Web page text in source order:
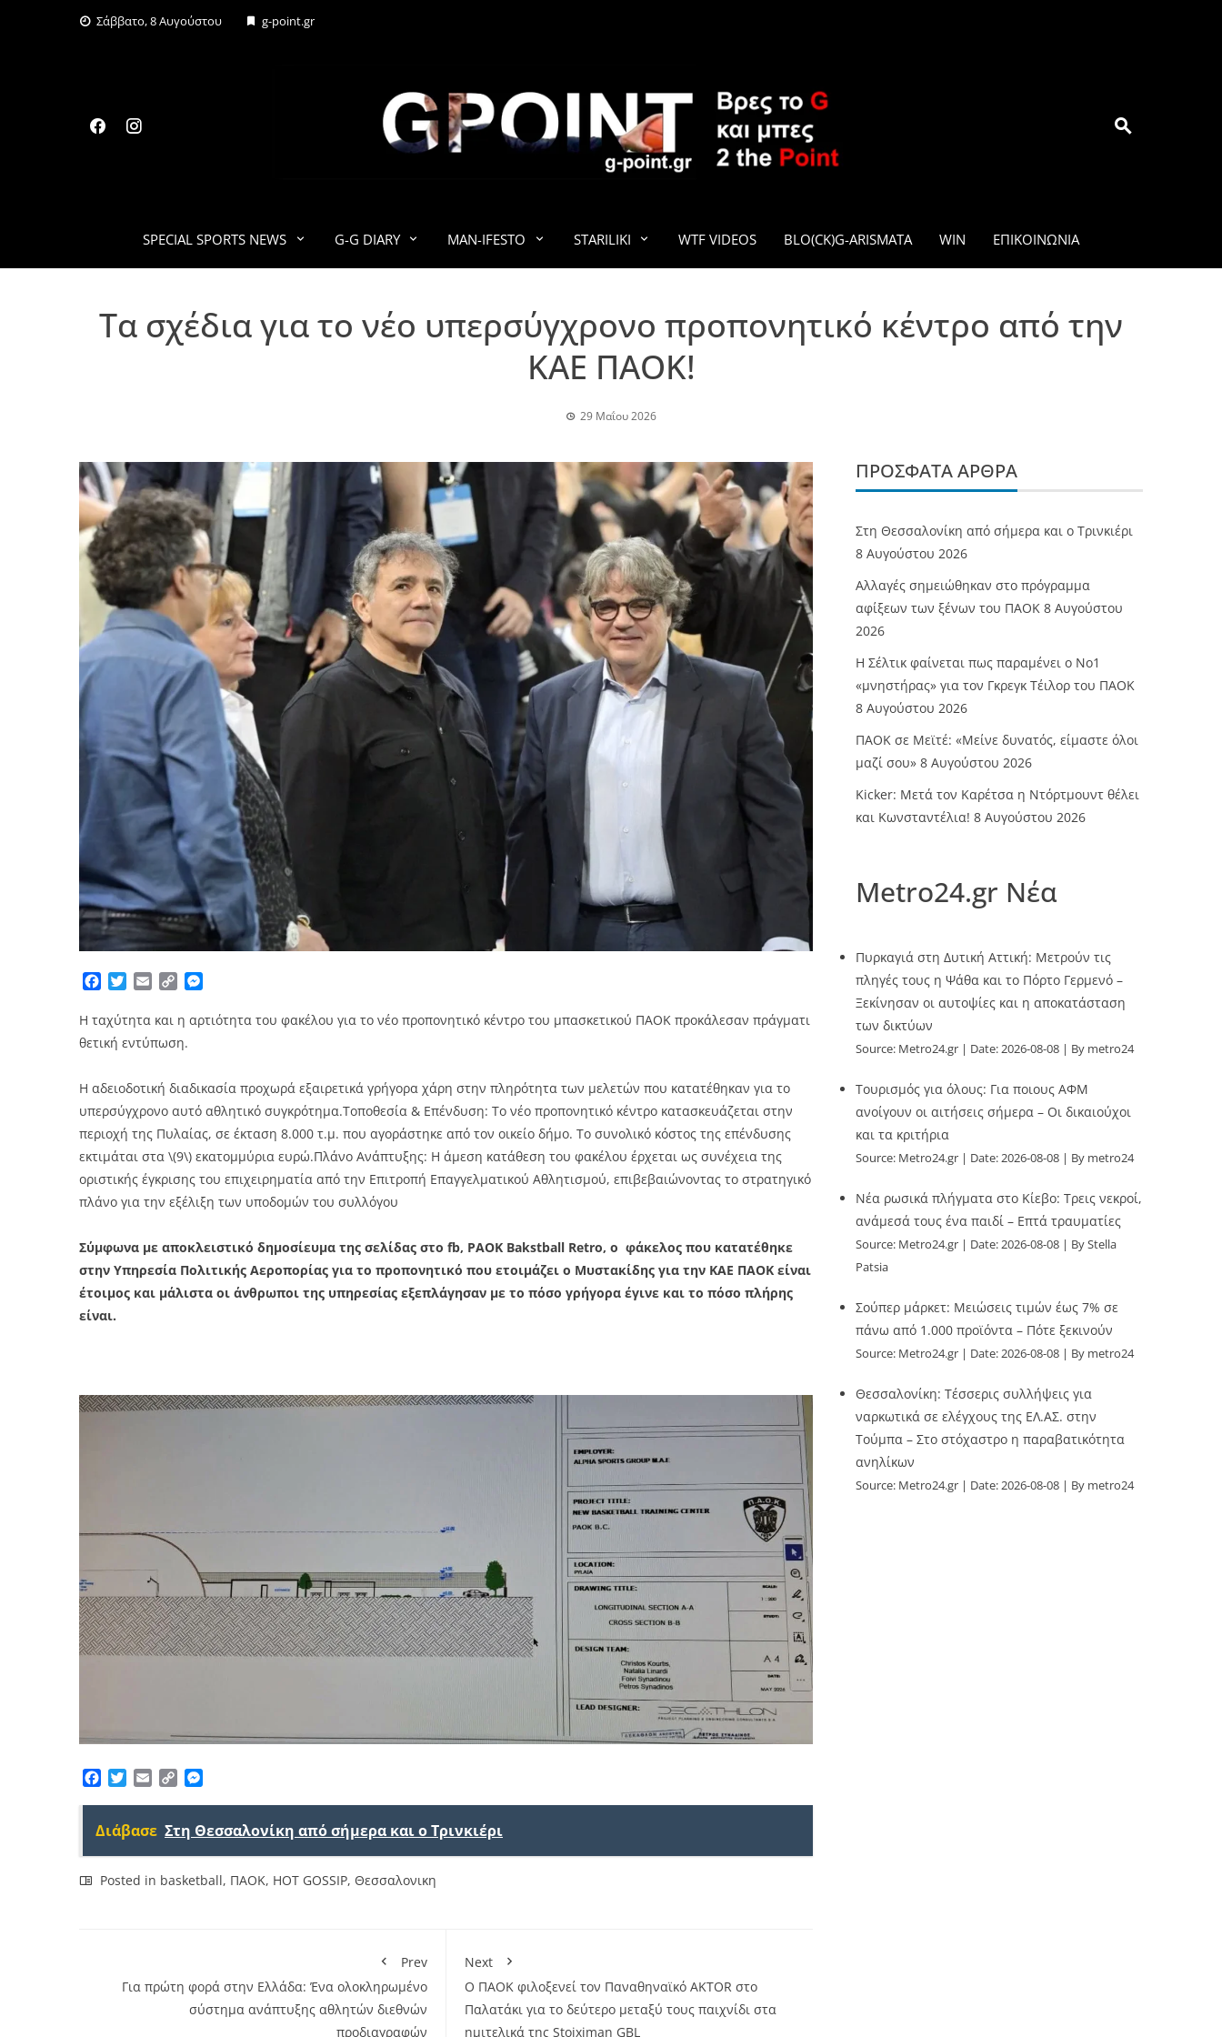
Σάββατο, 8 Αυγούστου g-point.gr
G-POINT.GR
SPECIAL SPORTS NEWS G-G DIARY MAN-IFESTO STARILIKI WTF VIDEOS BLO(CK)G-ARISMATA WIN ΕΠΙΚΟΙΝΩΝΊΑ
Tα σχέδια για το νέο υπερσύγχρονο προπονητικό κέντρο από την
ΚΑΕ ΠΑΟΚ!
29 Μαΐου 2026
Facebook
TwitterEmailCopy
Η ταχύτητα και η αρτιότητα του φακέλου για το νέο προπονητικό κέντρο του μπασκετικού ΠΑΟΚ προκάλεσαν πράγματι
θετική εντύπωση.
Η αδειοδοτική διαδικασία προχωρά εξαιρετικά γρήγορα χάρη στην πληρότητα των μελετών που κατατέθηκαν για το
υπερσύγχρονο αυτό αθλητικό συγκρότημα.Τοποθεσία & Επένδυση: Το νέο προπονητικό κέντρο κατασκευάζεται στην
περιοχή της Πυλαίας, σε έκταση 8.000 τ.μ. που αγοράστηκε από τον οικείο δήμο. Το συνολικό κόστος της επένδυσης
εκτιμάται στα \(9\) εκατομμύρια ευρώ.Πλάνο Ανάπτυξης: Η άμεση κατάθεση του φακέλου έρχεται ως συνέχεια της
οριστικής έγκρισης του επιχειρηματία από την Επιτροπή Επαγγελματικού Αθλητισμού, επιβεβαιώνοντας το στρατηγικό
πλάνο για την εξέλιξη των υποδομών του συλλόγου
Σύμφωνα με αποκλειστικό δημοσίευμα της σελίδας στο fb, PAOK Bakstball Retro, o φάκελος που κατατέθηκε
στην Υπηρεσία Πολιτικής Αεροπορίας για το προπονητικό που ετοιμάζει ο Μυστακίδης για την ΚΑΕ ΠΑΟΚ είναι
έτοιμος και μάλιστα οι άνθρωποι της υπηρεσίας εξεπλάγησαν με το πόσο γρήγορα έγινε και το πόσο πλήρης
είναι.
Facebook
TwitterEmailCopy
Διάβασε Στη Θεσσαλονίκη από σήμερα και ο Τρινκιέρι
Posted in basketball, ΠΑΟΚ, HOT GOSSIP, Θεσσαλονικη
Prev
Για πρώτη φορά στην Ελλάδα: Ένα ολοκληρωμένο
σύστημα ανάπτυξης αθλητών διεθνών
προδιαγραφών
Next
Ο ΠΑΟΚ φιλοξενεί τον Παναθηναϊκό ΑΚΤΟR στο
Παλατάκι για το δεύτερο μεταξύ τους παιχνίδι στα
ημιτελικά της Stoiximan GBL
ΠΡΌΣΦΑΤΑ ΆΡΘΡΑ
Στη Θεσσαλονίκη από σήμερα και ο Τρινκιέρι
8 Αυγούστου 2026
Αλλαγές σημειώθηκαν στο πρόγραμμα
αφίξεων των ξένων του ΠΑΟΚ 8 Αυγούστου
2026
Η Σέλτικ φαίνεται πως παραμένει ο Νο1
«μνηστήρας» για τον Γκρεγκ Τέιλορ του ΠΑΟΚ
8 Αυγούστου 2026
ΠΑΟΚ σε Μεϊτέ: «Μείνε δυνατός, είμαστε όλοι
μαζί σου» 8 Αυγούστου 2026
Kicker: Μετά τον Καρέτσα η Ντόρτμουντ θέλει
και Κωνσταντέλια! 8 Αυγούστου 2026
Metro24.gr Νέα
Πυρκαγιά στη Δυτική Αττική: Μετρούν τις
πληγές τους η Ψάθα και το Πόρτο Γερμενό –
Ξεκίνησαν οι αυτοψίες και η αποκατάσταση
των δικτύων
Source: Metro24.gr Date: 2026-08-08 By metro24
Τουρισμός για όλους: Για ποιους ΑΦΜ
ανοίγουν οι αιτήσεις σήμερα – Οι δικαιούχοι
και τα κριτήρια
Source: Metro24.gr Date: 2026-08-08 By metro24
Νέα ρωσικά πλήγματα στο Κίεβο: Τρεις νεκροί,
ανάμεσά τους ένα παιδί – Επτά τραυματίες
Source: Metro24.gr Date: 2026-08-08
By Stella
Patsia
Σούπερ μάρκετ: Μειώσεις τιμών έως 7% σε
πάνω από 1.000 προϊόντα – Πότε ξεκινούν
Source: Metro24.gr Date: 2026-08-08 By metro24
Θεσσαλονίκη: Τέσσερις συλλήψεις για
ναρκωτικά σε ελέγχους της ΕΛ.ΑΣ. στην
Τούμπα – Στο στόχαστρο η παραβατικότητα
ανηλίκων
Source: Metro24.gr Date: 2026-08-08 By metro24